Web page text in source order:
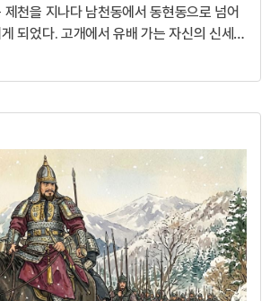
천을 지나다 남천동에서 동현동으로 넘어
되었다. 고개에서 유배 가는 자신의 신세를
고 전해진다.내 어찌 이 고개를 넘어 귀양을
종이 승하하자 조선은 커다란 구심점을 잃은
위를 이은 세종의 장남 문종(文宗)은 ...